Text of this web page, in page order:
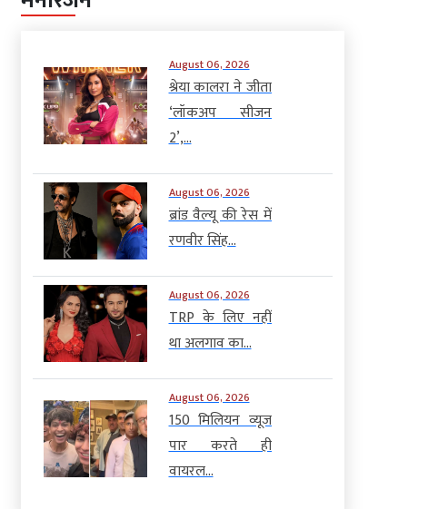
August 06, 2026
श्रेया कालरा ने जीता
‘लॉकअप सीजन
2’,...
August 06, 2026
ब्रांड वैल्यू की रेस में
रणवीर सिंह...
August 06, 2026
TRP के लिए नहीं
था अलगाव का...
August 06, 2026
150 मिलियन व्यूज
पार करते ही
वायरल...